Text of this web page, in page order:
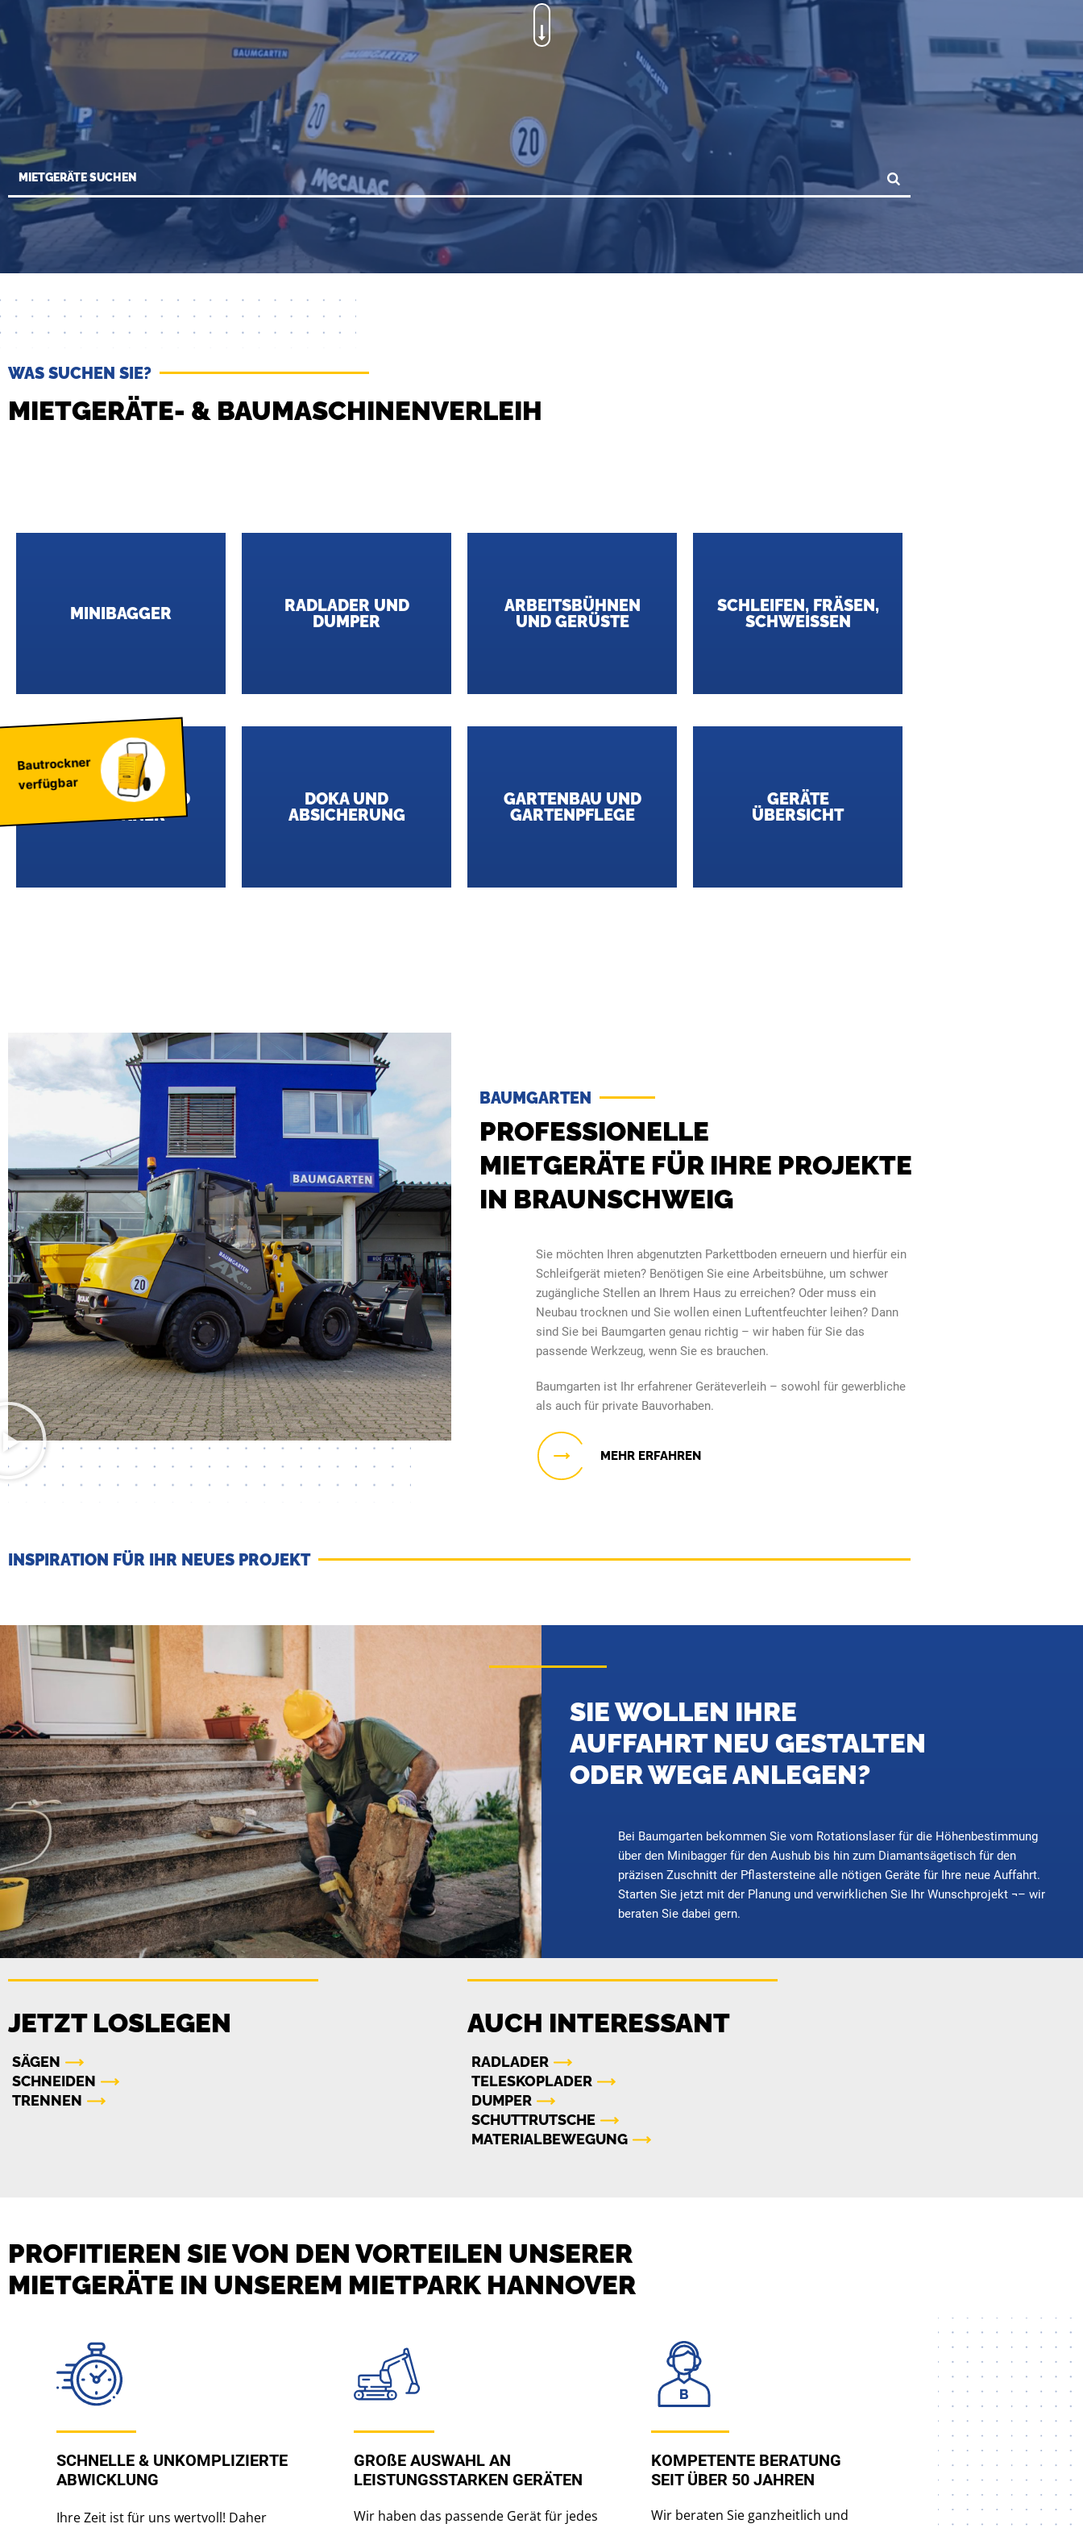
WAS SUCHEN SIE?
MIETGERÄTE- & BAUMASCHINENVERLEIH
MINIBAGGER
RADLADER UND
DUMPER
ARBEITSBÜHNEN
UND GERÜSTE
SCHLEIFEN, FRÄSEN,
SCHWEISSEN
HEIZGERÄTE UND
TROCKNER
DOKA UND
ABSICHERUNG
GARTENBAU UND
GARTENPFLEGE
GERÄTE
ÜBERSICHT
BAUMGARTEN
PROFESSIONELLE
MIETGERÄTE FÜR IHRE PROJEKTE
IN BRAUNSCHWEIG
Sie möchten Ihren abgenutzten Parkettboden erneuern und hierfür ein
Schleifgerät mieten? Benötigen Sie eine Arbeitsbühne, um schwer
zugängliche Stellen an Ihrem Haus zu erreichen? Oder muss ein
Neubau trocknen und Sie wollen einen Luftentfeuchter leihen? Dann
sind Sie bei Baumgarten genau richtig – wir haben für Sie das
passende Werkzeug, wenn Sie es brauchen.
Baumgarten ist Ihr erfahrener Geräteverleih – sowohl für gewerbliche
als auch für private Bauvorhaben.
MEHR ERFAHREN
INSPIRATION FÜR IHR NEUES PROJEKT
SIE WOLLEN IHRE
AUFFAHRT NEU GESTALTEN
ODER WEGE ANLEGEN?
Bei Baumgarten bekommen Sie vom Rotationslaser für die Höhenbestimmung
über den Minibagger für den Aushub bis hin zum Diamantsägetisch für den
präzisen Zuschnitt der Pflastersteine alle nötigen Geräte für Ihre neue Auffahrt.
Starten Sie jetzt mit der Planung und verwirklichen Sie Ihr Wunschprojekt ¬– wir
beraten Sie dabei gern.
JETZT LOSLEGEN
SÄGEN
SCHNEIDEN
TRENNEN
AUCH INTERESSANT
RADLADER
TELESKOPLADER
DUMPER
SCHUTTRUTSCHE
MATERIALBEWEGUNG
PROFITIEREN SIE VON DEN VORTEILEN UNSERER
MIETGERÄTE IN UNSEREM MIETPARK HANNOVER
SCHNELLE & UNKOMPLIZIERTE
ABWICKLUNG
Ihre Zeit ist für uns wertvoll! Daher
GROßE AUSWAHL AN
LEISTUNGSSTARKEN GERÄTEN
Wir haben das passende Gerät für jedes
KOMPETENTE BERATUNG
SEIT ÜBER 50 JAHREN
Wir beraten Sie ganzheitlich und
Bautrockner
verfügbar